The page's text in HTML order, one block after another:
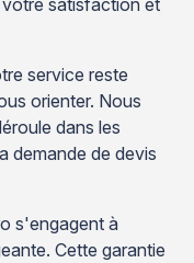
satisfaction et
service reste
orienter. Nous
dans les
demande de devis
s'engagent à
Cette garantie